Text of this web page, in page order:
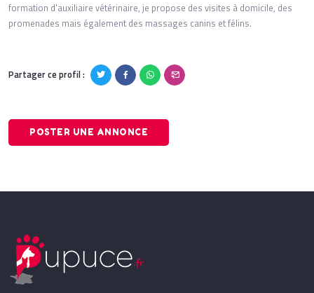
formation d'auxiliaire vétérinaire, je propose des visites à domicile, des
promenades mais également des massages canins et félins.
Partager ce profil :
POSTER UNE ANNONCE